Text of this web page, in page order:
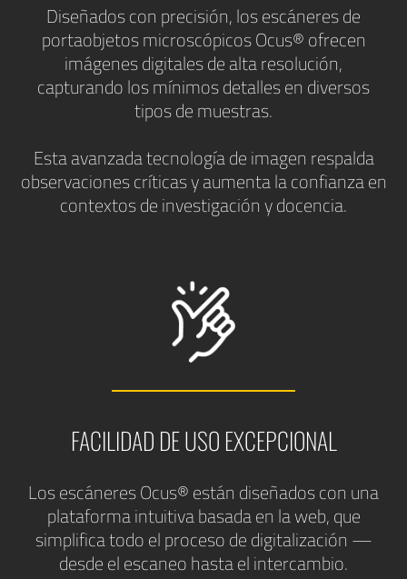
Diseñados con precisión, los escáneres de
portaobjetos microscópicos Ocus® ofrecen
imágenes digitales de alta resolución,
capturando los mínimos detalles en diversos
tipos de muestras.
Esta avanzada tecnología de imagen respalda
observaciones críticas y aumenta la confianza en
contextos de investigación y docencia.
FACILIDAD DE USO EXCEPCIONAL
Los escáneres Ocus® están diseñados con una
plataforma intuitiva basada en la web, que
simplifica todo el proceso de digitalización —
desde el escaneo hasta el intercambio.